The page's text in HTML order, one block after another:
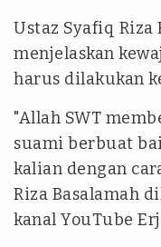
Ustaz Syafiq
menjelaskan
harus dilakukan
"Allah SWT
suami berbuat
kalian dengan
Riza Basalamah
kanal YouTube